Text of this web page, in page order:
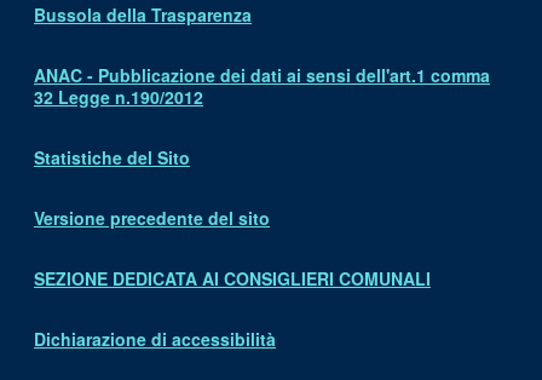
Bussola della Trasparenza
ANAC - Pubblicazione dei dati ai sensi dell'art.1 comma
32 Legge n.190/2012
Statistiche del Sito
Versione precedente del sito
SEZIONE DEDICATA AI CONSIGLIERI COMUNALI
Dichiarazione di accessibilità